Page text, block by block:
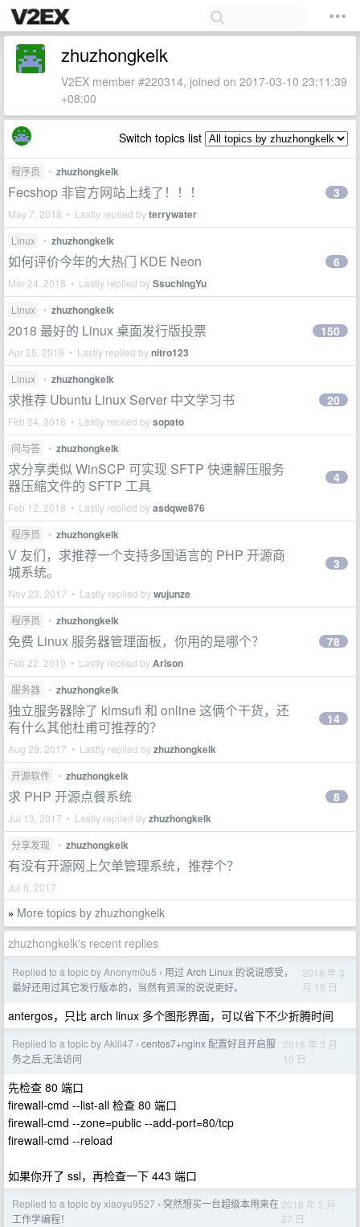
zhuzhongkelk
V2EX member #220314, joined on 2017-03-10 23:11:39
+08:00
Switch topics list
程序员 • zhuzhongkelk
Fecshop 非官方网站上线了！！！
May 7, 2018 • Lastly replied byterrywater
3
Linux • zhuzhongkelk
如何评价今年的大热门 KDE Neon
Mar 24, 2018 • Lastly replied bySsuchingYu
6
Linux • zhuzhongkelk
2018 最好的 Linux 桌面发行版投票
Apr 25, 2018 • Lastly replied bynitro123
150
Linux • zhuzhongkelk
求推荐 Ubuntu Linux Server 中文学习书
Feb 24, 2018 • Lastly replied bysopato
20
问与答 • zhuzhongkelk
求分享类似 WinSCP 可实现 SFTP 快速解压服务
器压缩文件的 SFTP 工具
Feb 12, 2018 • Lastly replied byasdqwe876
4
程序员 • zhuzhongkelk
V 友们，求推荐一个支持多国语言的 PHP 开源商
城系统。
Nov 23, 2017 • Lastly replied bywujunze
3
程序员 • zhuzhongkelk
免费 Linux 服务器管理面板，你用的是哪个？
Feb 22, 2019 • Lastly replied byArison
78
服务器 • zhuzhongkelk
独立服务器除了 kimsufi 和 online 这俩个干货，还
有什么其他杜甫可推荐的？
Aug 29, 2017 • Lastly replied byzhuzhongkelk
14
开源软件 • zhuzhongkelk
求 PHP 开源点餐系统
Jul 13, 2017 • Lastly replied byzhuzhongkelk
8
分享发现 • zhuzhongkelk
有没有开源网上欠单管理系统，推荐个？
Jul 6, 2017
» More topics by zhuzhongkelk
zhuzhongkelk's recent replies
Replied to a topic by Anonym0u5 › 用过 Arch Linux 的说说感受，
最好还用过其它发行版本的，当然有资深的说说更好。
2018 年 3
月 18 日
antergos，只比 arch linux 多个图形界面，可以省下不少折腾时间
Replied to a topic by Akill47 › centos7+nginx 配置好且开启服
务之后,无法访问
2018 年 3 月
10 日
先检查 80 端口
firewall-cmd --list-all 检查 80 端口
firewall-cmd --zone=public --add-port=80/tcp
firewall-cmd --reload
如果你开了 ssl，再检查一下 443 端口
Replied to a topic by xiaoyu9527 › 突然想买一台超级本用来在
工作学编程！
2018 年 2 月
27 日